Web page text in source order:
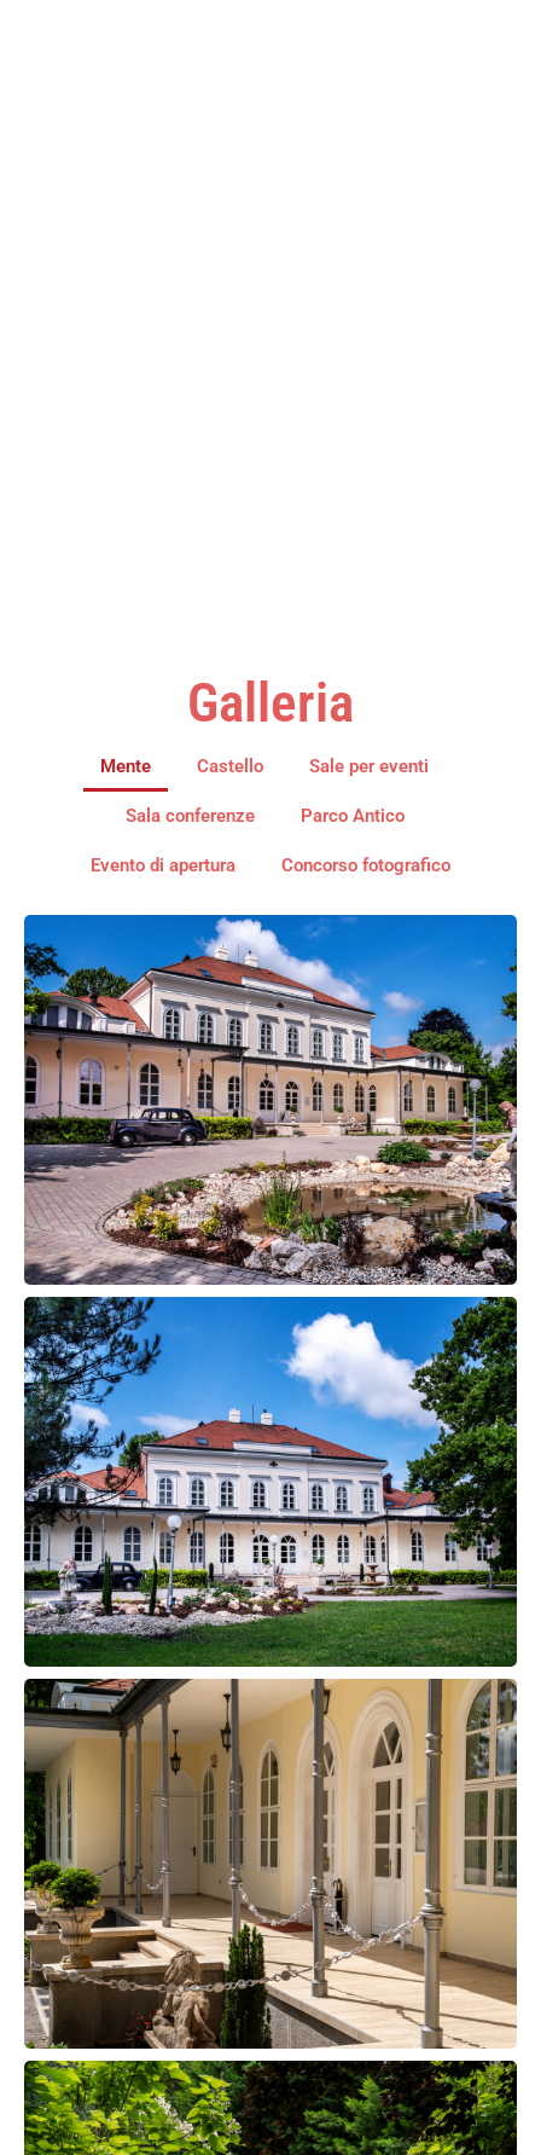
Galleria
Mente Castello Sale per eventi
Sala conferenze Parco Antico
Evento di apertura Concorso fotografico